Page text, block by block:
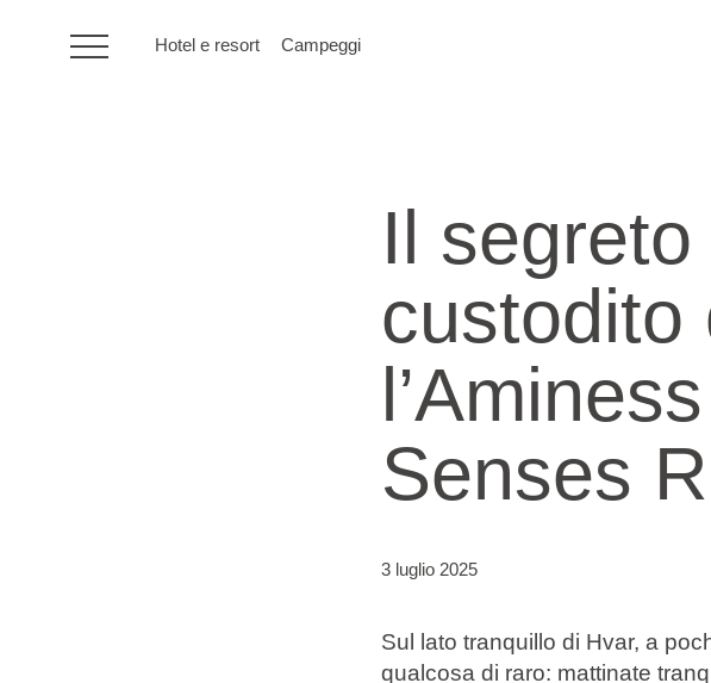
Hotel e resort Campeggi
Il
custodito
Senses
3 luglio 2025
Sul lato tranquillo di Hvar, a
qualcosa di raro: mattinate